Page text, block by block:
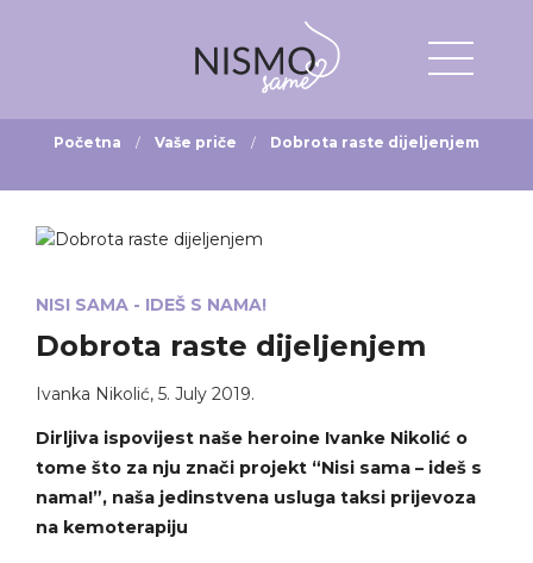
Početna Vaše priče Dobrota raste dijeljenjem
NISI SAMA - IDEŠ S NAMA!
Dobrota raste dijeljenjem
Ivanka Nikolić, 5. July 2019.
Dirljiva ispovijest naše heroine Ivanke Nikolić o
tome što za nju znači projekt “Nisi sama – ideš s
nama!”, naša jedinstvena usluga taksi prijevoza
na kemoterapiju